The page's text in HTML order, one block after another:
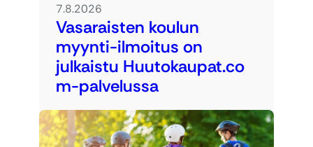
7.8.2026
Vasaraisten koulun
myynti-ilmoitus on
julkaistu Huutokaupat.co
m-palvelussa